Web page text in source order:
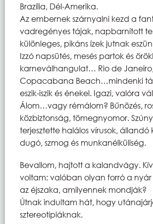
Brazília, Dél-Amerika.
Az embernek szárnyalni kezd a
vadregényes tájak, napbarnított
különleges, pikáns ízek jutnak
Izzó napsütés, mesés partok és
karneválhangulat… Rio de
Copacabana Beach…mindenki
eszik-iszik és énekel. Igazi, valóra
Álom…vagy rémálom? Bűnözés,
közbiztonság, tömegnyomor.
terjesztette halálos vírusok, állandó
dugó, szmog és munkanélküliség.
Bevallom, hajtott a kalandvágy.
voltam: valóban olyan forró a nyár
az éjszaka, amilyennek mondják?
Útnak indultam hát, hogy
sztereotípiáknak.